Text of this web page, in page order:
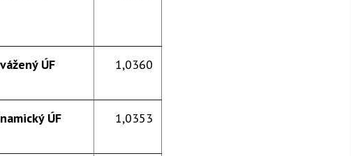
ÚF 1,0360
ÚF 1,0353